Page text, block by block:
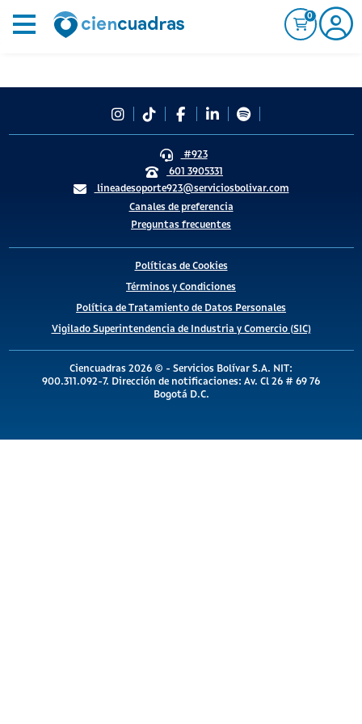
0
#923
601 3905331
lineadesoporte923@serviciosbolivar.com
Canales de preferencia
Preguntas frecuentes
Políticas de Cookies
Términos y Condiciones
Política de Tratamiento de Datos Personales
Vigilado Superintendencia de Industria y Comercio (SIC)
Ciencuadras 2026 © - Servicios Bolívar S.A. NIT:
900.311.092-7. Dirección de notificaciones: Av. Cl 26 # 69 76
Bogotá D.C.